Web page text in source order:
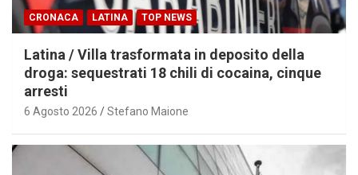
CRONACA LATINA TOP NEWS
Latina / Villa trasformata in deposito della
droga: sequestrati 18 chili di cocaina, cinque
arresti
6 Agosto 2026 Stefano Maione